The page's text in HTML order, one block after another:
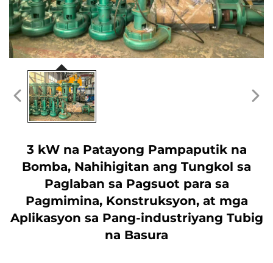
3 kW na Patayong Pampaputik na
Bomba, Nahihigitan ang Tungkol sa
Paglaban sa Pagsuot para sa
Pagmimina, Konstruksyon, at mga
Aplikasyon sa Pang-industriyang Tubig
na Basura